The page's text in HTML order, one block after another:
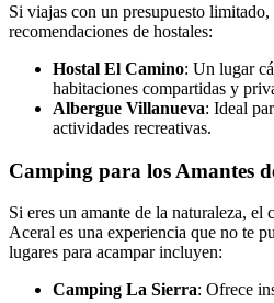
Si viajas con un presupuesto limitado,
recomendaciones de hostales:
Hostal El Camino: Un lugar
habitaciones compartidas y
Albergue Villanueva: Ideal
actividades recreativas.
Camping para los Amantes
Si eres un amante de la naturaleza,
Aceral es una experiencia que no te
lugares para acampar incluyen:
Camping La Sierra: Ofrece